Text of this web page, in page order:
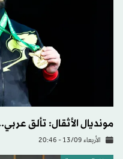
مونديال الأثقال: تألق
الأربعاء 13/09 - 20:46